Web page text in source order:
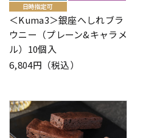
＜Kuma3＞銀座へしれブラ
ウニー（プレーン&キャラメ
ル）10個入
6,804円（税込）